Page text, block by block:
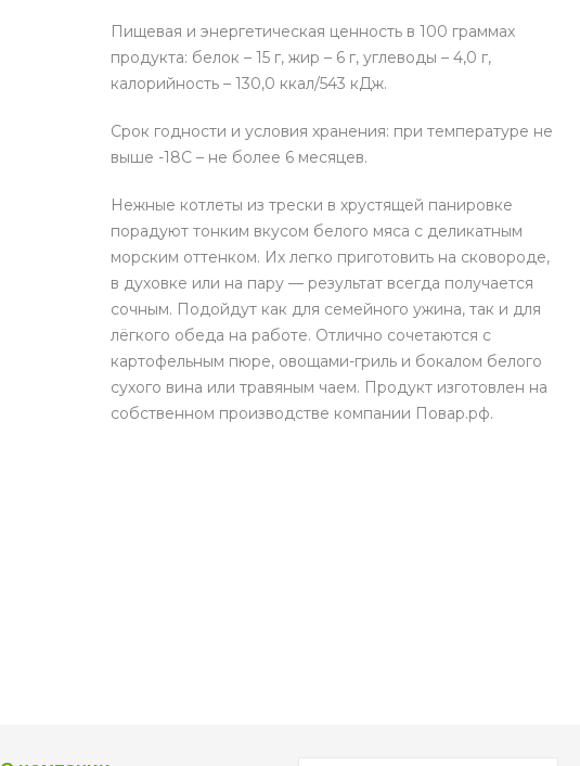
Пищевая и энергетическая ценность в 100 граммах
продукта: белок – 15 г, жир – 6 г, углеводы – 4,0 г,
калорийность – 130,0 ккал/543 кДж.
Срок годности и условия хранения: при температуре не
выше -18С – не более 6 месяцев.
Нежные котлеты из трески в хрустящей панировке
порадуют тонким вкусом белого мяса с деликатным
морским оттенком. Их легко приготовить на сковороде,
в духовке или на пару — результат всегда получается
сочным. Подойдут как для семейного ужина, так и для
лёгкого обеда на работе. Отлично сочетаются с
картофельным пюре, овощами-гриль и бокалом белого
сухого вина или травяным чаем. Продукт изготовлен на
собственном производстве компании Повар.рф.